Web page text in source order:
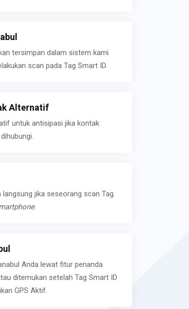
tersimpan dalam sistem kami
scan pada Tag Smart ID.
Alternatif
untuk antisipasi jika kontak
jika seseorang scan Tag
.
Anda lewat fitur penanda
ditemukan setelah Tag Smart ID
GPS Aktif.